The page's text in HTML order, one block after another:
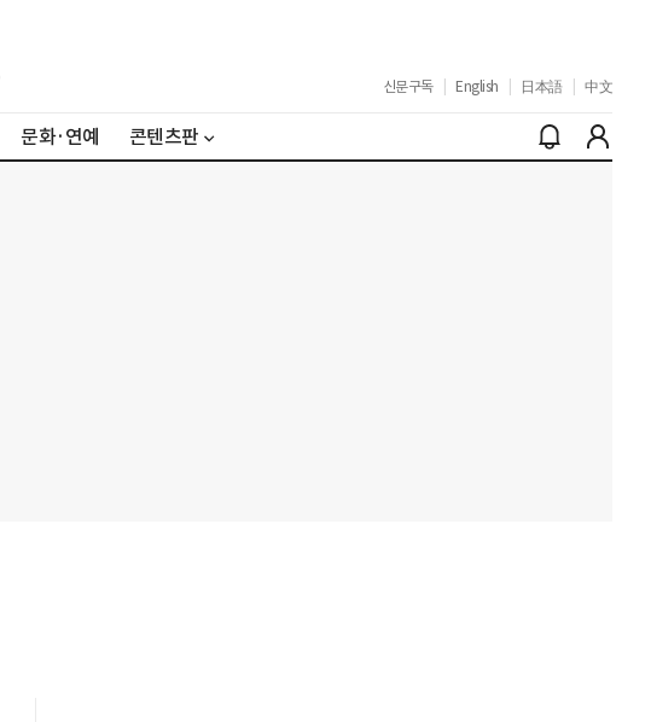
신문구독 English 日本語 中文
문화·연예 콘텐츠판